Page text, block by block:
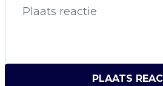
PLAATS